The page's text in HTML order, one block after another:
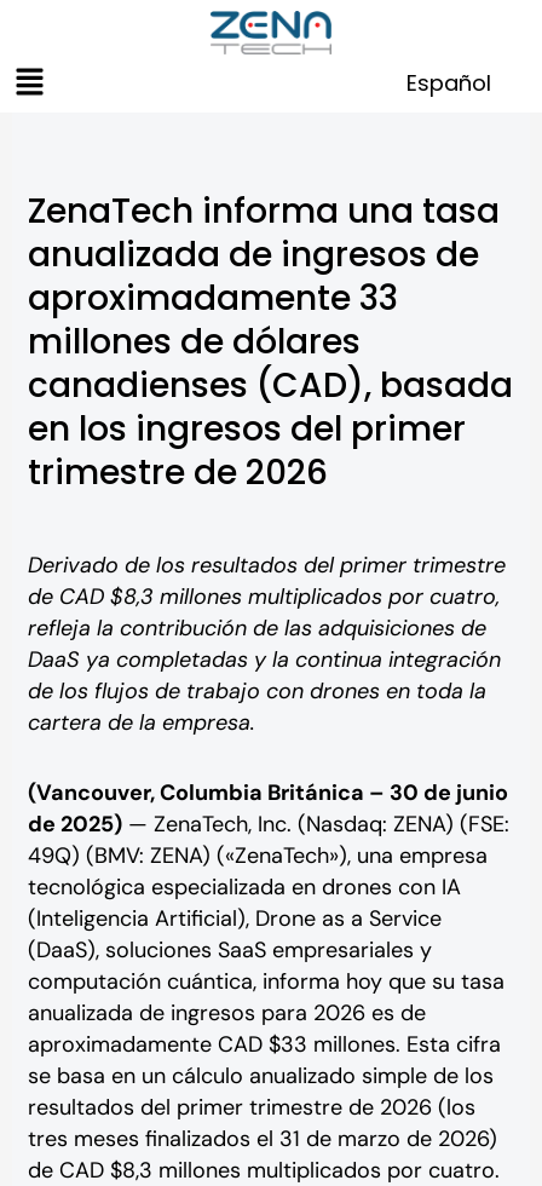
content
Menu Español
ZenaTech informa una tasa
anualizada de ingresos de
aproximadamente 33
millones de dólares
canadienses (CAD), basada
en los ingresos del primer
trimestre de 2026
Derivado de los resultados del primer trimestre
de CAD $8,3 millones multiplicados por cuatro,
refleja la contribución de las adquisiciones de
DaaS ya completadas y la continua integración
de los flujos de trabajo con drones en toda la
cartera de la empresa.
(Vancouver, Columbia Británica – 30 de junio
de 2025)— ZenaTech, Inc. (Nasdaq: ZENA) (FSE:
49Q) (BMV: ZENA) («ZenaTech»), una empresa
tecnológica especializada en drones con IA
(Inteligencia Artificial), Drone as a Service
(DaaS), soluciones SaaS empresariales y
computación cuántica, informa hoy que su tasa
anualizada de ingresos para 2026 es de
aproximadamente CAD $33 millones. Esta cifra
se basa en un cálculo anualizado simple de los
resultados del primer trimestre de 2026 (los
tres meses finalizados el 31 de marzo de 2026)
de CAD $8,3 millones multiplicados por cuatro.